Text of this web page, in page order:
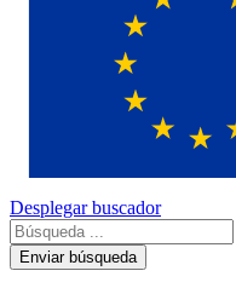
Desplegar buscador
Enviar búsqueda